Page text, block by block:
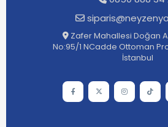
Zafer Mahallesi Doğan
No:95/1 NCadde Ottoman
İstanbul